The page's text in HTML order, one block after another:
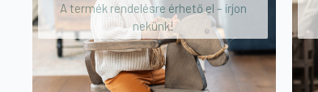
to
A termék rendelésre érhető el – írjon
nekünk!